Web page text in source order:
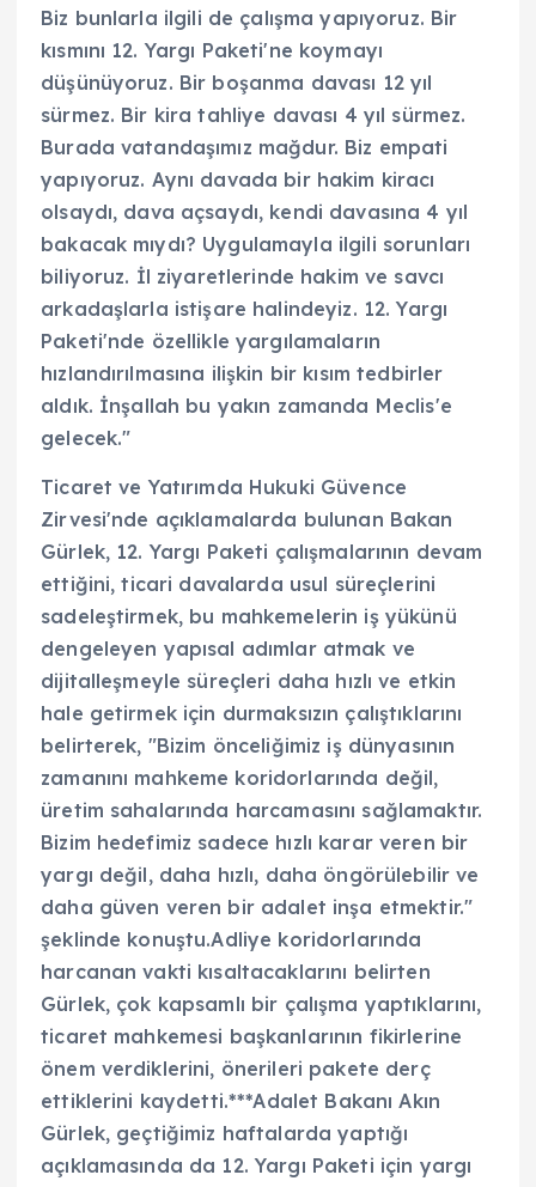
Biz bunlarla ilgili de çalışma yapıyoruz. Bir
kısmını 12. Yargı Paketi'ne koymayı
düşünüyoruz. Bir boşanma davası 12 yıl
sürmez. Bir kira tahliye davası 4 yıl sürmez.
Burada vatandaşımız mağdur. Biz empati
yapıyoruz. Aynı davada bir hakim kiracı
olsaydı, dava açsaydı, kendi davasına 4 yıl
bakacak mıydı? Uygulamayla ilgili sorunları
biliyoruz. İl ziyaretlerinde hakim ve savcı
arkadaşlarla istişare halindeyiz. 12. Yargı
Paketi'nde özellikle yargılamaların
hızlandırılmasına ilişkin bir kısım tedbirler
aldık. İnşallah bu yakın zamanda Meclis'e
gelecek."
Ticaret ve Yatırımda Hukuki Güvence
Zirvesi'nde açıklamalarda bulunan Bakan
Gürlek, 12. Yargı Paketi çalışmalarının devam
ettiğini, ticari davalarda usul süreçlerini
sadeleştirmek, bu mahkemelerin iş yükünü
dengeleyen yapısal adımlar atmak ve
dijitalleşmeyle süreçleri daha hızlı ve etkin
hale getirmek için durmaksızın çalıştıklarını
belirterek, "Bizim önceliğimiz iş dünyasının
zamanını mahkeme koridorlarında değil,
üretim sahalarında harcamasını sağlamaktır.
Bizim hedefimiz sadece hızlı karar veren bir
yargı değil, daha hızlı, daha öngörülebilir ve
daha güven veren bir adalet inşa etmektir."
şeklinde konuştu.Adliye koridorlarında
harcanan vakti kısaltacaklarını belirten
Gürlek, çok kapsamlı bir çalışma yaptıklarını,
ticaret mahkemesi başkanlarının fikirlerine
önem verdiklerini, önerileri pakete derç
ettiklerini kaydetti.***Adalet Bakanı Akın
Gürlek, geçtiğimiz haftalarda yaptığı
açıklamasında da 12. Yargı Paketi için yargı